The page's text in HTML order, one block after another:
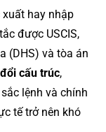
xuất hay nhập
được USCIS,
(DHS) và tòa án
cấu trúc,
lệnh và chính
tế trở nên khó